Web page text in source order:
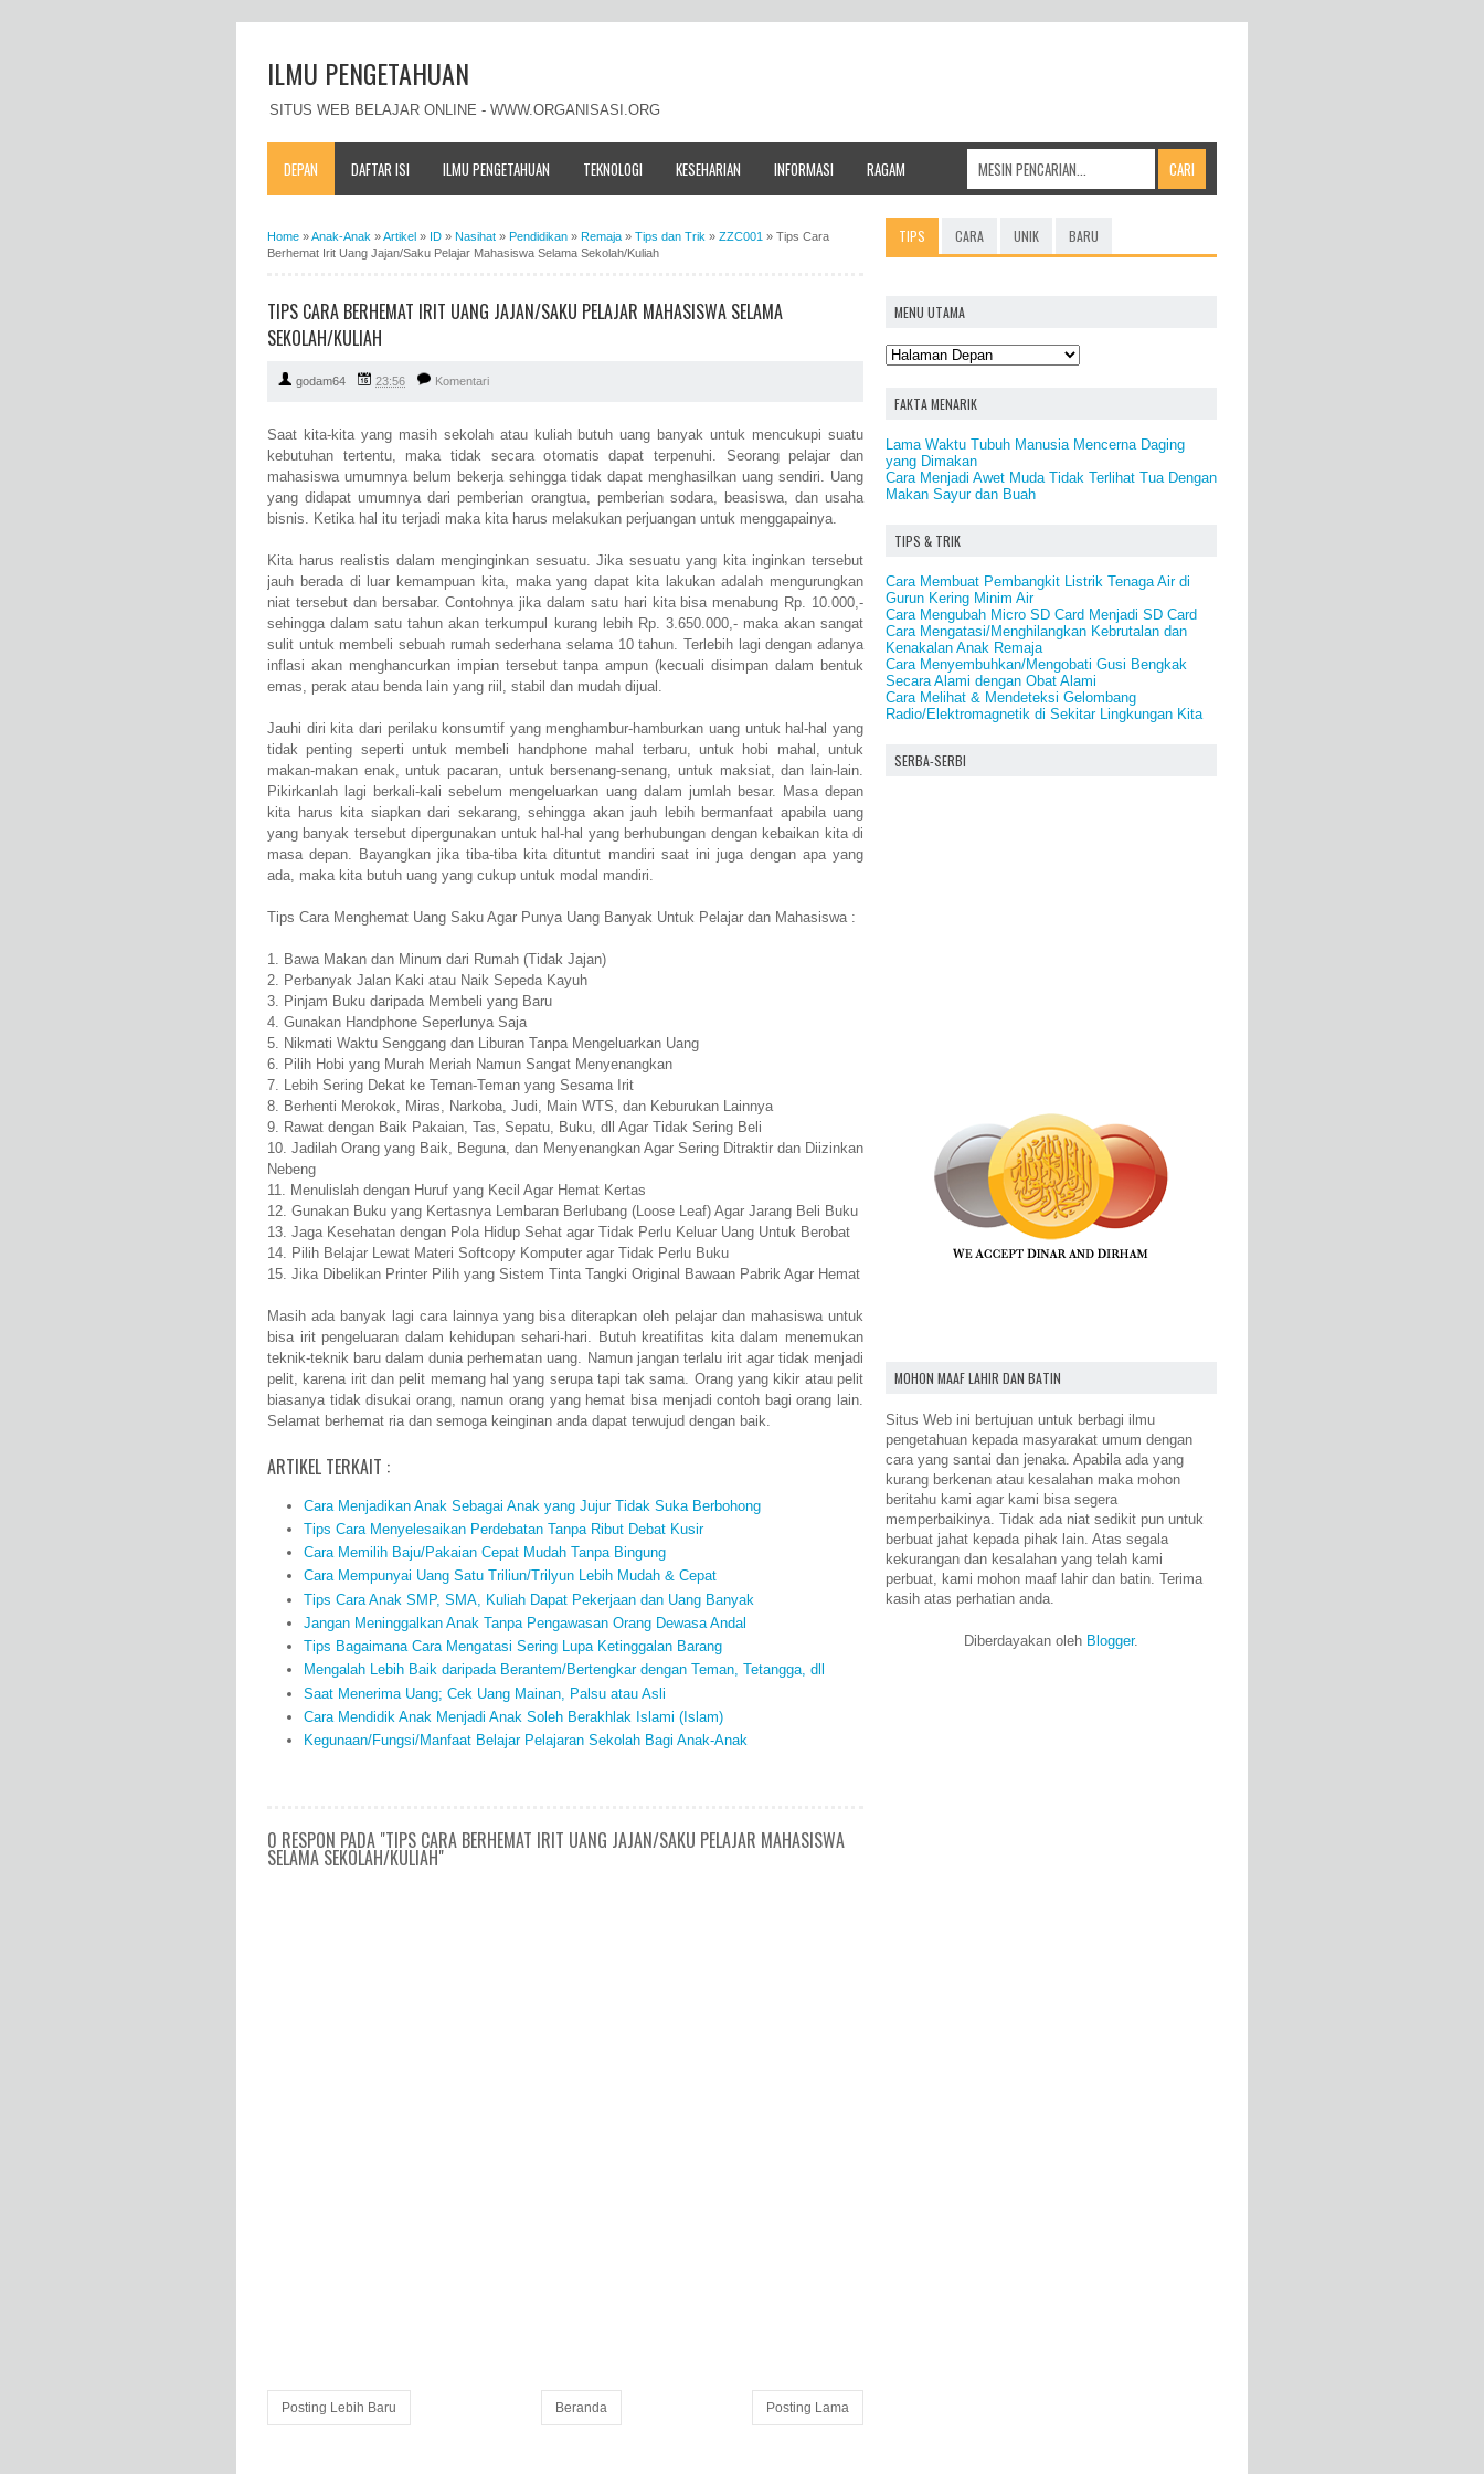
ILMU PENGETAHUAN
SITUS WEB BELAJAR ONLINE - WWW.ORGANISASI.ORG
DEPAN DAFTAR ISI ILMU PENGETAHUAN TEKNOLOGI KESEHARIAN INFORMASI RAGAM
Home »Anak-Anak »Artikel » ID » Nasihat » Pendidikan » Remaja » Tips dan Trik » ZZC001 » Tips Cara
Berhemat Irit Uang Jajan/Saku Pelajar Mahasiswa Selama Sekolah/Kuliah
TIPS CARA BERHEMAT IRIT UANG JAJAN/SAKU PELAJAR MAHASISWA SELAMA
SEKOLAH/KULIAH
godam64 23:56 Komentari
Saat kita-kita yang masih sekolah atau kuliah butuh uang banyak untuk mencukupi suatu
kebutuhan tertentu, maka tidak secara otomatis dapat terpenuhi. Seorang pelajar dan
mahasiswa umumnya belum bekerja sehingga tidak dapat menghasilkan uang sendiri. Uang
yang didapat umumnya dari pemberian orangtua, pemberian sodara, beasiswa, dan usaha
bisnis. Ketika hal itu terjadi maka kita harus melakukan perjuangan untuk menggapainya.
Kita harus realistis dalam menginginkan sesuatu. Jika sesuatu yang kita inginkan tersebut
jauh berada di luar kemampuan kita, maka yang dapat kita lakukan adalah mengurungkan
niat tersebut dan bersabar. Contohnya jika dalam satu hari kita bisa menabung Rp. 10.000,-
sehingga dalam satu tahun akan terkumpul kurang lebih Rp. 3.650.000,- maka akan sangat
sulit untuk membeli sebuah rumah sederhana selama 10 tahun. Terlebih lagi dengan adanya
inflasi akan menghancurkan impian tersebut tanpa ampun (kecuali disimpan dalam bentuk
emas, perak atau benda lain yang riil, stabil dan mudah dijual.
Jauhi diri kita dari perilaku konsumtif yang menghambur-hamburkan uang untuk hal-hal yang
tidak penting seperti untuk membeli handphone mahal terbaru, untuk hobi mahal, untuk
makan-makan enak, untuk pacaran, untuk bersenang-senang, untuk maksiat, dan lain-lain.
Pikirkanlah lagi berkali-kali sebelum mengeluarkan uang dalam jumlah besar. Masa depan
kita harus kita siapkan dari sekarang, sehingga akan jauh lebih bermanfaat apabila uang
yang banyak tersebut dipergunakan untuk hal-hal yang berhubungan dengan kebaikan kita di
masa depan. Bayangkan jika tiba-tiba kita dituntut mandiri saat ini juga dengan apa yang
ada, maka kita butuh uang yang cukup untuk modal mandiri.
Tips Cara Menghemat Uang Saku Agar Punya Uang Banyak Untuk Pelajar dan Mahasiswa :
1. Bawa Makan dan Minum dari Rumah (Tidak Jajan)
2. Perbanyak Jalan Kaki atau Naik Sepeda Kayuh
3. Pinjam Buku daripada Membeli yang Baru
4. Gunakan Handphone Seperlunya Saja
5. Nikmati Waktu Senggang dan Liburan Tanpa Mengeluarkan Uang
6. Pilih Hobi yang Murah Meriah Namun Sangat Menyenangkan
7. Lebih Sering Dekat ke Teman-Teman yang Sesama Irit
8. Berhenti Merokok, Miras, Narkoba, Judi, Main WTS, dan Keburukan Lainnya
9. Rawat dengan Baik Pakaian, Tas, Sepatu, Buku, dll Agar Tidak Sering Beli
10. Jadilah Orang yang Baik, Beguna, dan Menyenangkan Agar Sering Ditraktir dan Diizinkan
Nebeng
11. Menulislah dengan Huruf yang Kecil Agar Hemat Kertas
12. Gunakan Buku yang Kertasnya Lembaran Berlubang (Loose Leaf) Agar Jarang Beli Buku
13. Jaga Kesehatan dengan Pola Hidup Sehat agar Tidak Perlu Keluar Uang Untuk Berobat
14. Pilih Belajar Lewat Materi Softcopy Komputer agar Tidak Perlu Buku
15. Jika Dibelikan Printer Pilih yang Sistem Tinta Tangki Original Bawaan Pabrik Agar Hemat
Masih ada banyak lagi cara lainnya yang bisa diterapkan oleh pelajar dan mahasiswa untuk
bisa irit pengeluaran dalam kehidupan sehari-hari. Butuh kreatifitas kita dalam menemukan
teknik-teknik baru dalam dunia perhematan uang. Namun jangan terlalu irit agar tidak menjadi
pelit, karena irit dan pelit memang hal yang serupa tapi tak sama. Orang yang kikir atau pelit
biasanya tidak disukai orang, namun orang yang hemat bisa menjadi contoh bagi orang lain.
Selamat berhemat ria dan semoga keinginan anda dapat terwujud dengan baik.
ARTIKEL TERKAIT :
Cara Menjadikan Anak Sebagai Anak yang Jujur Tidak Suka Berbohong
Tips Cara Menyelesaikan Perdebatan Tanpa Ribut Debat Kusir
Cara Memilih Baju/Pakaian Cepat Mudah Tanpa Bingung
Cara Mempunyai Uang Satu Triliun/Trilyun Lebih Mudah & Cepat
Tips Cara Anak SMP, SMA, Kuliah Dapat Pekerjaan dan Uang Banyak
Jangan Meninggalkan Anak Tanpa Pengawasan Orang Dewasa Andal
Tips Bagaimana Cara Mengatasi Sering Lupa Ketinggalan Barang
Mengalah Lebih Baik daripada Berantem/Bertengkar dengan Teman, Tetangga, dll
Saat Menerima Uang; Cek Uang Mainan, Palsu atau Asli
Cara Mendidik Anak Menjadi Anak Soleh Berakhlak Islami (Islam)
Kegunaan/Fungsi/Manfaat Belajar Pelajaran Sekolah Bagi Anak-Anak
0 RESPON PADA "TIPS CARA BERHEMAT IRIT UANG JAJAN/SAKU PELAJAR MAHASISWA
SELAMA SEKOLAH/KULIAH"
Posting Lebih Baru Posting Lama
Beranda
TIPS CARA UNIK BARU
MENU UTAMA
FAKTA MENARIK
Lama Waktu Tubuh Manusia Mencerna Daging
yang Dimakan
Cara Menjadi Awet Muda Tidak Terlihat Tua Dengan
Makan Sayur dan Buah
TIPS & TRIK
Cara Membuat Pembangkit Listrik Tenaga Air di
Gurun Kering Minim Air
Cara Mengubah Micro SD Card Menjadi SD Card
Cara Mengatasi/Menghilangkan Kebrutalan dan
Kenakalan Anak Remaja
Cara Menyembuhkan/Mengobati Gusi Bengkak
Secara Alami dengan Obat Alami
Cara Melihat & Mendeteksi Gelombang
Radio/Elektromagnetik di Sekitar Lingkungan Kita
SERBA-SERBI
MOHON MAAF LAHIR DAN BATIN
Situs Web ini bertujuan untuk berbagi ilmu
pengetahuan kepada masyarakat umum dengan
cara yang santai dan jenaka. Apabila ada yang
kurang berkenan atau kesalahan maka mohon
beritahu kami agar kami bisa segera
memperbaikinya. Tidak ada niat sedikit pun untuk
berbuat jahat kepada pihak lain. Atas segala
kekurangan dan kesalahan yang telah kami
perbuat, kami mohon maaf lahir dan batin. Terima
kasih atas perhatian anda.
Diberdayakan oleh Blogger.